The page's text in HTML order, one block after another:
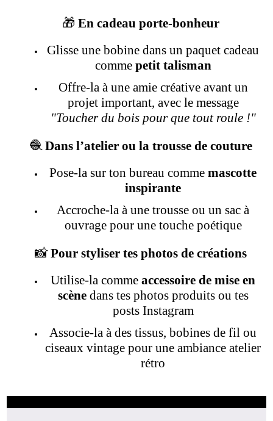
🎁 En cadeau porte-bonheur
Glisse une bobine dans un paquet cadeau
comme petit talisman
Offre-la à une amie créative avant un
projet important, avec le message
"Toucher du bois pour que tout roule !"
🧶 Dans l’atelier ou la trousse de couture
Pose-la sur ton bureau commemascotte
inspirante
Accroche-la à une trousse ou un sac à
ouvrage pour une touche poétique
📸 Pour styliser tes photos de créations
Utilise-la commeaccessoire de mise en
scènedans tes photos produits ou tes
posts Instagram
Associe-la à des tissus, bobines de fil ou
ciseaux vintage pour une ambiance atelier
rétro